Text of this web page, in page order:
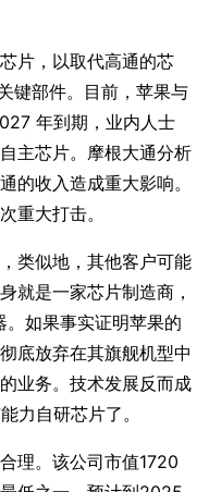
片，以取代高通的芯
键部件。目前，苹果与
年到期，业内人士
主芯片。摩根大通分析
的收入造成重大影响。
重大打击。
类似地，其他客户可能
就是一家芯片制造商，
如果事实证明苹果的
底放弃在其旗舰机型中
业务。技术发展反而成
力自研芯片了。
理。该公司市值1720